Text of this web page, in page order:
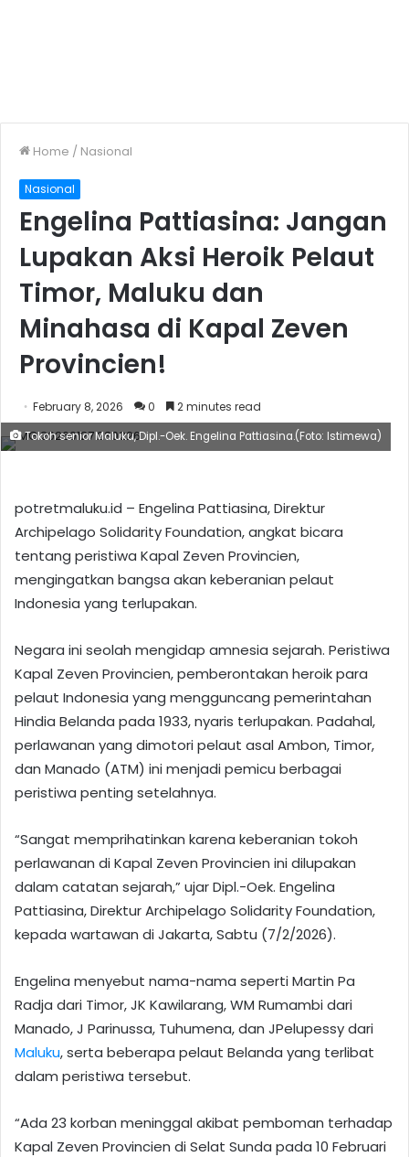
Home / Nasional
Nasional
Engelina Pattiasina: Jangan
Lupakan Aksi Heroik Pelaut
Timor, Maluku dan
Minahasa di Kapal Zeven
Provincien!
February 8, 2026 0 2 minutes read
Tokoh senior Maluku, Dipl.-Oek. Engelina Pattiasina.(Foto: Istimewa)
potretmaluku.id – Engelina Pattiasina, Direktur
Archipelago Solidarity Foundation, angkat bicara
tentang peristiwa Kapal Zeven Provincien,
mengingatkan bangsa akan keberanian pelaut
Indonesia yang terlupakan.
Negara ini seolah mengidap amnesia sejarah. Peristiwa
Kapal Zeven Provincien, pemberontakan heroik para
pelaut Indonesia yang mengguncang pemerintahan
Hindia Belanda pada 1933, nyaris terlupakan. Padahal,
perlawanan yang dimotori pelaut asal Ambon, Timor,
dan Manado (ATM) ini menjadi pemicu berbagai
peristiwa penting setelahnya.
“Sangat memprihatinkan karena keberanian tokoh
perlawanan di Kapal Zeven Provincien ini dilupakan
dalam catatan sejarah,” ujar Dipl.-Oek. Engelina
Pattiasina, Direktur Archipelago Solidarity Foundation,
kepada wartawan di Jakarta, Sabtu (7/2/2026).
Engelina menyebut nama-nama seperti Martin Pa
Radja dari Timor, JK Kawilarang, WM Rumambi dari
Manado, J Parinussa, Tuhumena, dan JPelupessy dari
Maluku, serta beberapa pelaut Belanda yang terlibat
dalam peristiwa tersebut.
“Ada 23 korban meninggal akibat pemboman terhadap
Kapal Zeven Provincien di Selat Sunda pada 10 Februari